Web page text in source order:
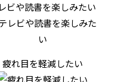
ビや読書を楽しみたい
疲れ目を軽減したい